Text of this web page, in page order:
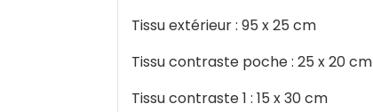
Tissu extérieur : 95 x 25 cm
Tissu contraste poche : 25 x 20 cm
Tissu contraste 1 : 15 x 30 cm